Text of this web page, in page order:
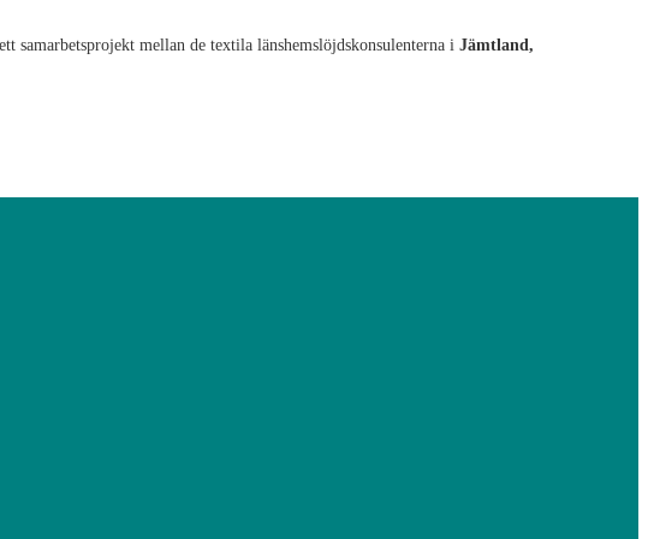
samarbetsprojekt mellan de textila länshemslöjdskonsulenterna i Jämtland,